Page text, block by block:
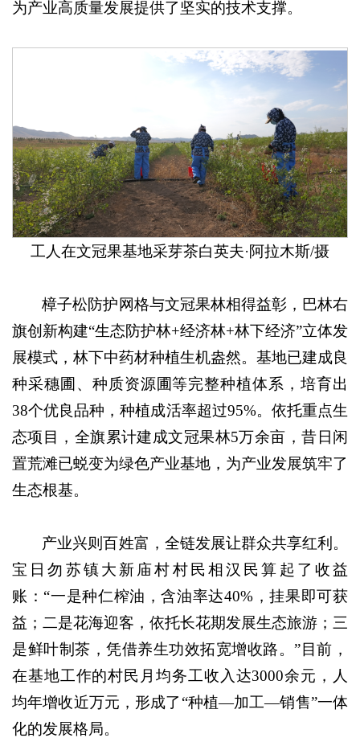
为产业高质量发展提供了坚实的技术支撑。
工人在文冠果基地采芽茶白英夫·阿拉木斯/摄
樟子松防护网格与文冠果林相得益彰，巴林右
旗创新构建“生态防护林+经济林+林下经济”立体发
展模式，林下中药材种植生机盎然。基地已建成良
种采穗圃、种质资源圃等完整种植体系，培育出
38个优良品种，种植成活率超过95%。依托重点生
态项目，全旗累计建成文冠果林5万余亩，昔日闲
置荒滩已蜕变为绿色产业基地，为产业发展筑牢了
生态根基。
产业兴则百姓富，全链发展让群众共享红利。
宝日勿苏镇大新庙村村民相汉民算起了收益
账：“一是种仁榨油，含油率达40%，挂果即可获
益；二是花海迎客，依托长花期发展生态旅游；三
是鲜叶制茶，凭借养生功效拓宽增收路。”目前，
在基地工作的村民月均务工收入达3000余元，人
均年增收近万元，形成了“种植—加工—销售”一体
化的发展格局。